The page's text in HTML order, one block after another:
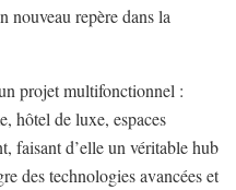
nouveau repère dans la
projet multifonctionnel :
hôtel de luxe, espaces
faisant d’elle un véritable hub
des technologies avancées et